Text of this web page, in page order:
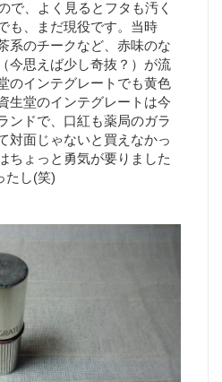
で、よく見るとフタも汚く
も、まだ現役です。当時
系のチークなど、赤味のな
今思えば少し奇抜？）が流
のインテグレートでも黄色
生堂のインテグレートは今
ンドで、口紅も薬局のガラ
対面じゃないと買えなかっ
ちょっと勇気が要りました
たし(笑)